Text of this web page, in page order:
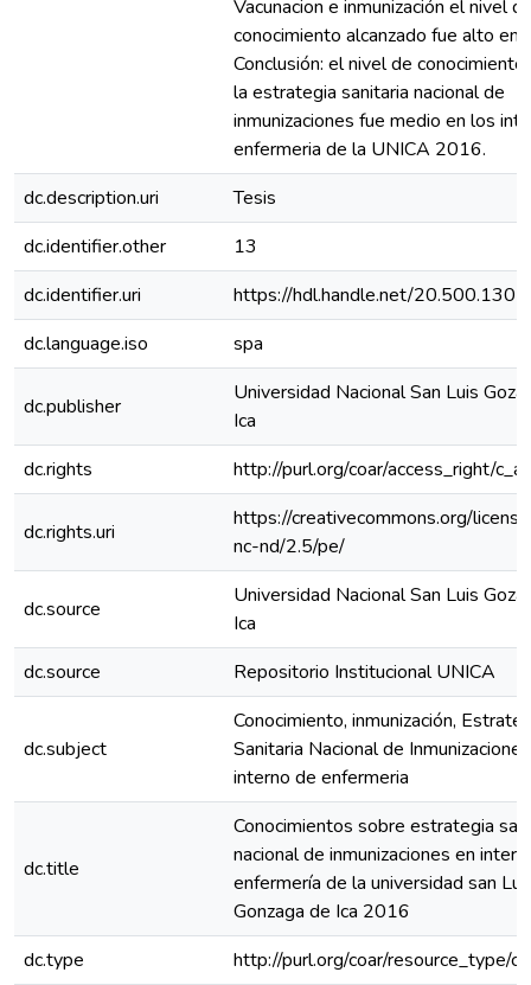
Vacunacion e inmunización el nivel
conocimiento alcanzado fue alto en
Conclusión: el nivel de
la estrategia sanitaria nacional de
inmunizaciones fue medio en los
enfermeria de la UNICA 2016.
dc.description.uri
Tesis
dc.identifier.other
13
dc.identifier.uri
https://hdl.handle.net/
dc.language.iso
spa
dc.publisher
Universidad Nacional San Luis
Ica
dc.rights
http://purl.org/coar/access_right/
dc.rights.uri
https://creativecommons.org/
nc-nd/2.5/pe/
dc.source
Universidad Nacional San Luis
Ica
dc.source
Repositorio Institucional UNICA
dc.subject
Conocimiento, inmunización,
Sanitaria Nacional de
interno de enfermeria
dc.title
Conocimientos sobre estrategia
nacional de inmunizaciones en
enfermería de la universidad san
Gonzaga de Ica 2016
dc.type
http://purl.org/coar/resource_type/